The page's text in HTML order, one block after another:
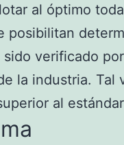
al óptimo
verificado
la industria.
al